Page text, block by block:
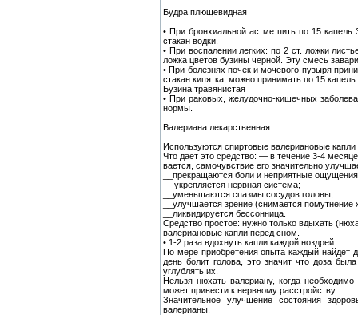
Будра плющевидная
• При бронхиальной астме пить по 15
стакан водки.
• При воспалении легких: по 2 ст. ложки
ложка цветов бузины черной. Эту смесь
• При болезнях почек и мочевого пузыря
стакан кипятка, можно принимать по 15 капель
Бузина травянистая
• При раковых, желудочно-кишечных
нормы.
Валериана лекарственная
Используются спиртовые валериановые
Что дает это средство: — в течение 3-4
вается, самочувствие его значительно
__прекращаются боли и неприятные
— укрепляется нервная система;
__уменьшаются спазмы сосудов головы;
__улучшается зрение (снимается помутнение
__ликвидируется бессонница.
Средство простое: нужно только вдыхать
валериановые капли перед сном.
• 1-2 раза вдохнуть капли каждой ноздрей.
По мере приобретения опыта каждый найдет
день болит голова, это значит что доза
углублять их.
Нельзя нюхать валериану, когда
может привести к нервному расстройству.
Значительное улучшение состояния
валерианы.